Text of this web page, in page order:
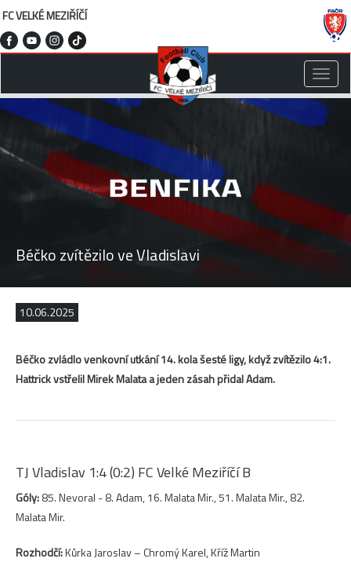
FC VELKÉ MEZIŘÍČÍ
Toggle
Béčko zvítězilo ve Vladislavi
10.06.2025
Béčko zvládlo venkovní utkání 14. kola šesté ligy, když zvítězilo 4:1.
Hattrick vstřelil Mirek Malata a jeden zásah přidal Adam.
TJ Vladislav 1:4 (0:2) FC Velké Meziříčí B
Góly:85. Nevoral - 8. Adam, 16. Malata Mir., 51. Malata Mir., 82.
Malata Mir.
Rozhodčí:Kůrka Jaroslav – Chromý Karel, Kříž Martin